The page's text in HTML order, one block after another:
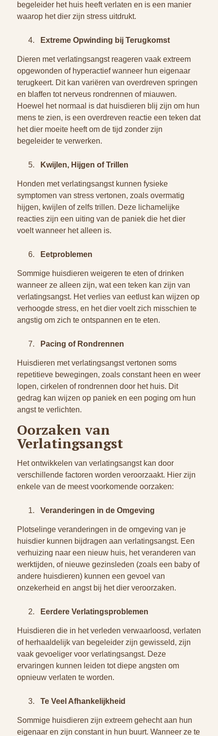
begeleider het huis heeft verlaten en is een manier
waarop het dier zijn stress uitdrukt.
Extreme Opwinding bij Terugkomst
Dieren met verlatingsangst reageren vaak extreem
opgewonden of hyperactief wanneer hun eigenaar
terugkeert. Dit kan variëren van overdreven springen
en blaffen tot nerveus rondrennen of miauwen.
Hoewel het normaal is dat huisdieren blij zijn om hun
mens te zien, is een overdreven reactie een teken dat
het dier moeite heeft om de tijd zonder zijn
begeleider te verwerken.
Kwijlen, Hijgen of Trillen
Honden met verlatingsangst kunnen fysieke
symptomen van stress vertonen, zoals overmatig
hijgen, kwijlen of zelfs trillen. Deze lichamelijke
reacties zijn een uiting van de paniek die het dier
voelt wanneer het alleen is.
Eetproblemen
Sommige huisdieren weigeren te eten of drinken
wanneer ze alleen zijn, wat een teken kan zijn van
verlatingsangst. Het verlies van eetlust kan wijzen op
verhoogde stress, en het dier voelt zich misschien te
angstig om zich te ontspannen en te eten.
Pacing of Rondrennen
Huisdieren met verlatingsangst vertonen soms
repetitieve bewegingen, zoals constant heen en weer
lopen, cirkelen of rondrennen door het huis. Dit
gedrag kan wijzen op paniek en een poging om hun
angst te verlichten.
Oorzaken van
Verlatingsangst
Het ontwikkelen van verlatingsangst kan door
verschillende factoren worden veroorzaakt. Hier zijn
enkele van de meest voorkomende oorzaken:
Veranderingen in de Omgeving
Plotselinge veranderingen in de omgeving van je
huisdier kunnen bijdragen aan verlatingsangst. Een
verhuizing naar een nieuw huis, het veranderen van
werktijden, of nieuwe gezinsleden (zoals een baby of
andere huisdieren) kunnen een gevoel van
onzekerheid en angst bij het dier veroorzaken.
Eerdere Verlatingsproblemen
Huisdieren die in het verleden verwaarloosd, verlaten
of herhaaldelijk van begeleider zijn gewisseld, zijn
vaak gevoeliger voor verlatingsangst. Deze
ervaringen kunnen leiden tot diepe angsten om
opnieuw verlaten te worden.
Te Veel Afhankelijkheid
Sommige huisdieren zijn extreem gehecht aan hun
eigenaar en zijn constant in hun buurt. Wanneer ze te